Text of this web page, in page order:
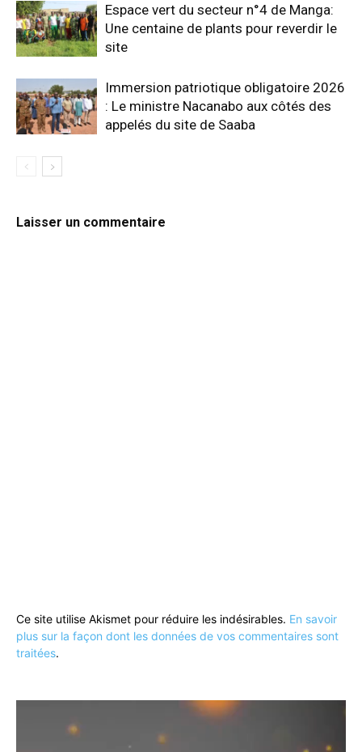
Espace vert du secteur n°4 de Manga:
Une centaine de plants pour reverdir le
site
Immersion patriotique obligatoire 2026
: Le ministre Nacanabo aux côtés des
appelés du site de Saaba
Laisser un commentaire
Ce site utilise Akismet pour réduire les indésirables. En savoir
plus sur la façon dont les données de vos commentaires sont
traitées.